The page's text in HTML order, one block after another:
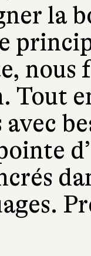
la
nous
Tout
avec